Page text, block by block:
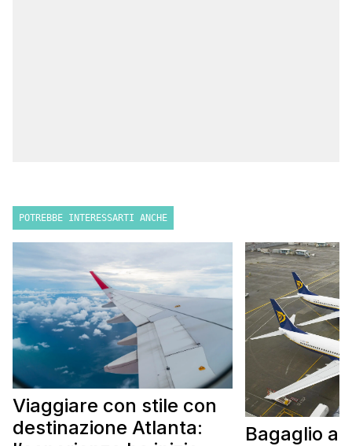
POTREBBE INTERESSARTI ANCHE
Viaggiare con stile con
destinazione Atlanta:
Bagaglio a